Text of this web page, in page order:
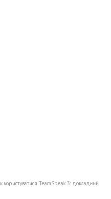
користуватися TeamSpeak 3: докладний